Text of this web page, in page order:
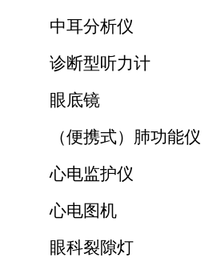
中耳分析仪
诊断型听力计
眼底镜
（便携式）肺功能仪
心电监护仪
心电图机
眼科裂隙灯